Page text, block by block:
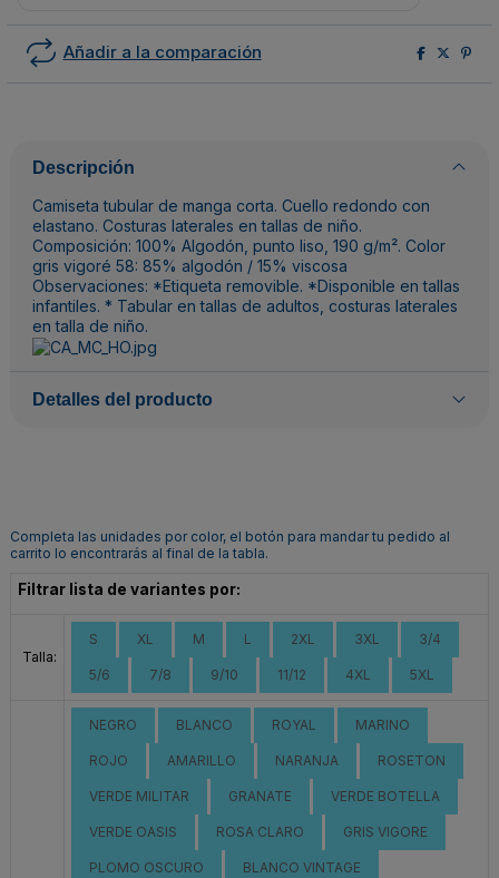
Añadir a la comparación
Descripción
Camiseta tubular de manga corta. Cuello redondo con
elastano. Costuras laterales en tallas de niño.
Composición: 100% Algodón, punto liso, 190 g/m². Color
gris vigoré 58: 85% algodón / 15% viscosa
Observaciones: *Etiqueta removible. *Disponible en tallas
infantiles. * Tabular en tallas de adultos, costuras laterales
en talla de niño.
Detalles del producto
Completa las unidades por color, el botón para mandar tu pedido al
carrito lo encontrarás al final de la tabla.
Filtrar lista de variantes por:
Talla:
S XL M L 2XL 3XL 3/4
5/6 7/8 9/10 11/12 4XL 5XL
NEGRO BLANCO ROYAL MARINO
ROJO AMARILLO NARANJA ROSETON
VERDE MILITAR GRANATE VERDE BOTELLA
VERDE OASIS ROSA CLARO GRIS VIGORE
PLOMO OSCURO BLANCO VINTAGE